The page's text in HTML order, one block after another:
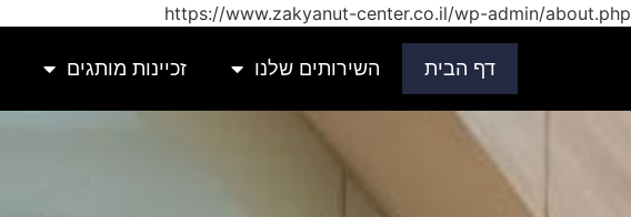
https://www.zakyanut-center.co.il/wp-admin/about.php
דף הבית השירותים שלנו זכיינות מותגים